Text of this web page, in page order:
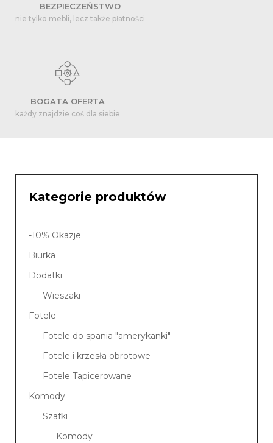
BEZPIECZEŃSTWO
nie tylko mebli, lecz także płatności
BOGATA OFERTA
każdy znajdzie coś dla siebie
Kategorie produktów
-10% Okazje
Biurka
Dodatki
Wieszaki
Fotele
Fotele do spania "amerykanki"
Fotele i krzesła obrotowe
Fotele Tapicerowane
Komody
Szafki
Komody